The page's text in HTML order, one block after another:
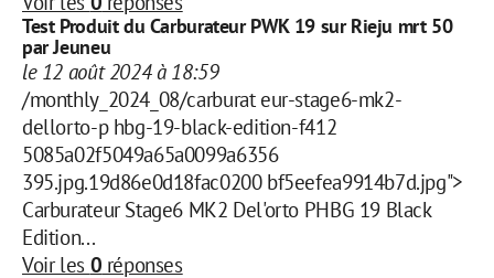
Test Produit du Carburateur PWK 19 sur Rieju mrt 50
par Jeuneu
le 12 août 2024 à 18:59
/monthly_2024_08/carburat eur-stage6-mk2-
dellorto-p hbg-19-black-edition-f412
5085a02f5049a65a0099a6356
395.jpg.19d86e0d18fac0200 bf5eefea9914b7d.jpg">
Carburateur Stage6 MK2 Del'orto PHBG 19 Black
Edition...
Voir les 0 réponses